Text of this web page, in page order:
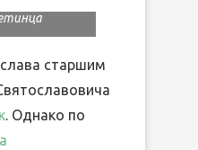
старшим
. Однако по